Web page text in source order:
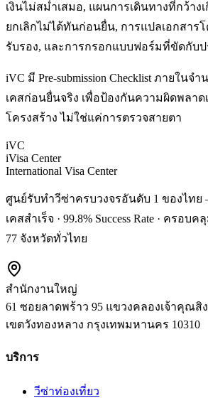
เงินไม่สม่ำเสมอ, แผนการเดินทางที่กว้าง
ยกเลิกไม่ได้ทันก่อนยื่น, การแปลเอกสาร
รับรอง, และการกรอกแบบฟอร์มที่ขัดกับป
iVC มี Pre-submission Checklist ภายในจ
เคสก่อนยื่นจริง เพื่อป้องกันความผิดพลาด
โครงสร้าง ไม่ใช่แค่การตรวจสายตา
iVC
iVisa Center
International Visa Center
ศูนย์รับทำวีซ่าครบวงจรอันดับ 1 ของไทย
เคสสำเร็จ · 99.8% Success Rate · ครอบ
77 จังหวัดทั่วไทย
สำนักงานใหญ่
61 ซอยลาดพร้าว 95 แขวงคลองเจ้าคุณสิ
เขตวังทองหลาง กรุงเทพมหานคร 10310
บริการ
วีซ่าท่องเที่ยว